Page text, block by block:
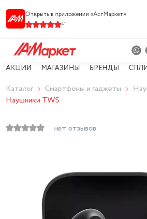
Открыть в приложении «АстМарке‪т‬»
41
АКЦИИ МАГАЗИНЫ БРЕНДЫ
Каталог Смартфоны и гаджеты
Наушники TWS
нет отзывов